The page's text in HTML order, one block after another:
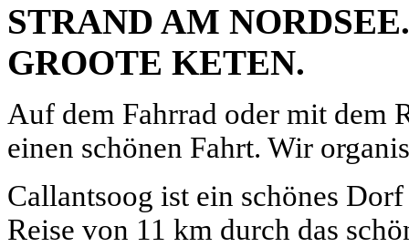
STRAND AM
GROOTE KETEN.
Auf dem Fahrrad oder mit dem
einen schönen Fahrt. Wir
Callantsoog ist ein schönes
Reise von 11 km durch das